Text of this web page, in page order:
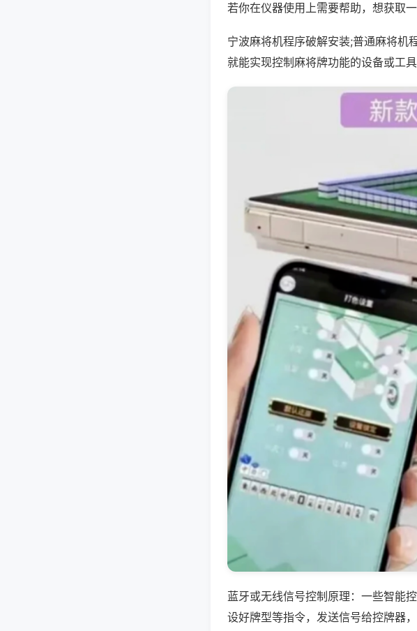
若你在仪器使用上需要帮助，想获取
宁波麻将机程序破解安装;普通麻将机
就能实现控制麻将牌功能的设备或工具
蓝牙或无线信号控制原理：一些智能
设好牌型等指令，发送信号给控牌器